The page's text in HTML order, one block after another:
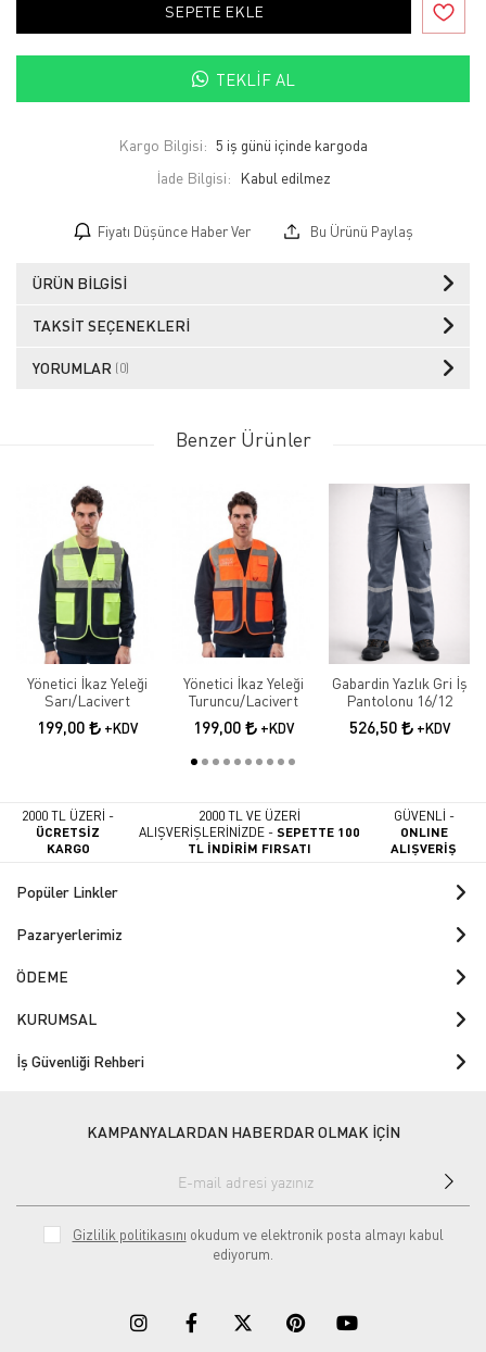
SEPETE EKLE
TEKLIF AL
Kargo Bilgisi: 5 iş günü içinde kargoda
İade Bilgisi:
Fiyatı Düşünce Haber Ver Bu Ürünü Paylaş
ÜRÜN BILGISI
TAKSIT SEÇENEKLERI
YORUMLAR (0)
Benzer Ürünler
Yönetici İkaz Yeleği
Sarı/Lacivert
199,00 +KDV
Yönetici İkaz Yeleği
Turuncu/Lacivert
199,00 +KDV
Gabardin Yazlık Gri İş
Pantolonu 16/12
526,50 +KDV
2000 TL ÜZERİ -
ÜCRETSİZ
KARGO
2000 TL VE ÜZERİ
ALIŞVERİŞLERİNİZDE -SEPETTE 100
TL İNDİRİM FIRSATI
GÜVENLİ -
ONLINE
ALIŞVERİŞ
Popüler Linkler
Pazaryerlerimiz
ÖDEME
KURUMSAL
İş Güvenliği Rehberi
KAMPANYALARDAN HABERDAR OLMAK İÇİN
Gizlilik politikasını okudum ve elektronik posta almayı kabul
ediyorum.